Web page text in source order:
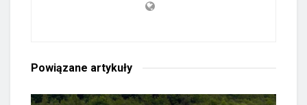
Powiązane artykuły